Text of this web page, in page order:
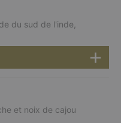
du sud de l'inde,
et noix de cajou